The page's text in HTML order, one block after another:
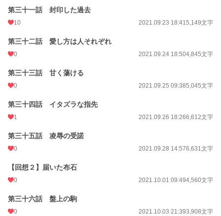
第三十一話 封印した過去
10 2021.09.23 18:415,149文字
第三十二話 愛し方は人それぞれ
0 2021.09.24 18:504,845文字
第三十三話 甘く蕩ける
0 2021.09.25 09:385,045文字
第三十四話 イタズラな指先
1 2021.09.26 18:266,612文字
第三十五話 凌辱の受諾
0 2021.09.28 14:576,631文字
【回想２】届いた布石
0 2021.10.01 09:494,560文字
第三十六話 盤上の駒
0 2021.10.03 21:393,908文字